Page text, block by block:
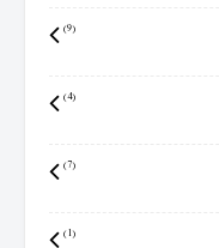
(9)
(4)
(7)
(1)